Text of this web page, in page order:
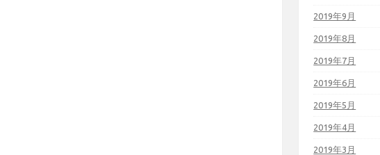
2019年9月
2019年8月
2019年7月
2019年6月
2019年5月
2019年4月
2019年3月